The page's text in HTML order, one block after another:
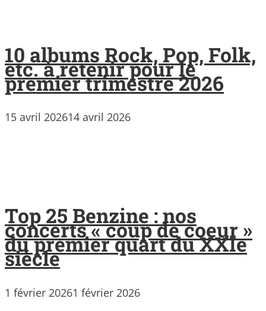
10 albums Rock, Pop, Folk,
etc. à retenir pour le
premier trimestre 2026
15 avril 202614 avril 2026
Top 25 Benzine : nos
concerts « coup de coeur »
du premier quart du XXIe
siècle
1 février 20261 février 2026